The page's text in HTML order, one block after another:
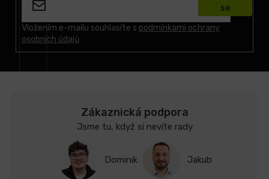
Vložením e-mailu souhlasíte s podmínkami ochrany
osobních údajů
se
Zákaznická podpora
Jsme tu, když si nevíte rady
Dominik Jakub